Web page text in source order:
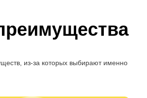
из-за которых выбирают именно